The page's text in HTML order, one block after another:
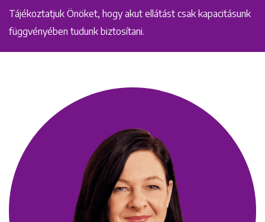
Tájékoztatjuk Önöket, hogy akut ellátást csak kapacitásunk
függvényében tudunk biztosítani.